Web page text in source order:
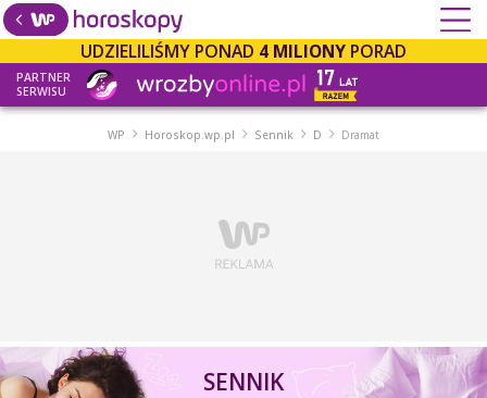
UDZIELILIŚMY PONAD 4 MILIONY PORAD
PARTNER
SERWISU
WP Horoskop.wp.pl Sennik D Dramat
SENNIK